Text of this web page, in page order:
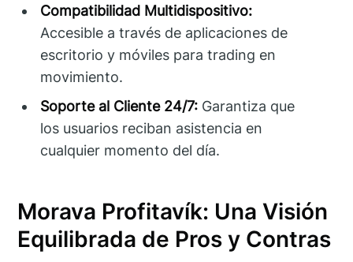
Compatibilidad Multidispositivo:
Accesible a través de aplicaciones de
escritorio y móviles para trading en
movimiento.
Soporte al Cliente 24/7: Garantiza que
los usuarios reciban asistencia en
cualquier momento del día.
Morava Profitavík: Una Visión
Equilibrada de Pros y Contras